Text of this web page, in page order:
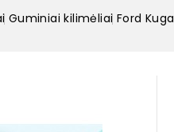
Guminiai kilimėliai Ford